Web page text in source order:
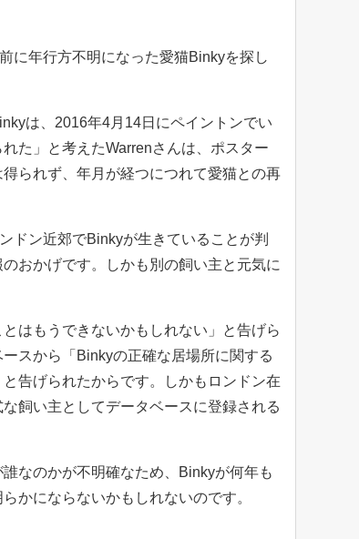
に年行方不明になった愛猫Binkyを探し
は、2016年4月14日にペイントンでい
た」と考えたWarrenさんは、ポスター
られず、年月が経つにつれて愛猫との再
ドン近郊でBinkyが生きていることが判
おかげです。しかも別の飼い主と元気に
はもうできないかもしれない」と告げら
スから「Binkyの正確な居場所に関する
告げられたからです。しかもロンドン在
飼い主としてデータベースに登録される
なのかが不明確なため、Binkyが何年も
かにならないかもしれないのです。